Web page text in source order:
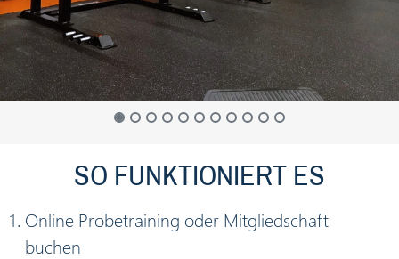
SO FUNKTIONIERT ES
Online Probetraining oder Mitgliedschaft
buchen